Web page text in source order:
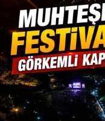
Alış-Veriş/İş
Kültür Sanat
Politika
Bilecik
Kütahya